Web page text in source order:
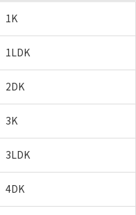
1K
1LDK
2DK
3K
3LDK
4DK